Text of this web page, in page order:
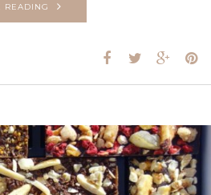
READING